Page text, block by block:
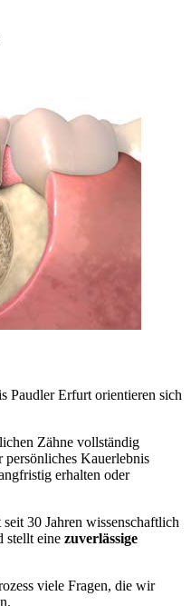
Paudler Erfurt orientieren sich
Zähne vollständig
Kauerlebnis
erhalten oder
30 Jahren wissenschaftlich
stellt eine zuverlässige
viele Fragen, die wir